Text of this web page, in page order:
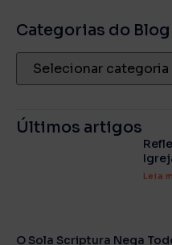
Categorias do Blog
Últimos artigos
Leia
O Sola Scriptura Nega